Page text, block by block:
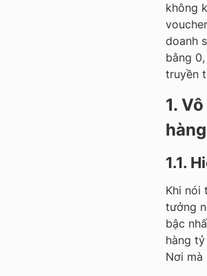
không
doanh
bằng
truyền
1.
1.1.
Khi nói
tưởng
bậc
hàng
Nơi mà